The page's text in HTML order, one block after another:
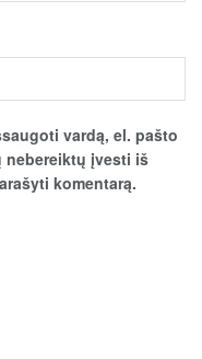
vardą, el. pašto
nebereiktų įvesti iš
komentarą.